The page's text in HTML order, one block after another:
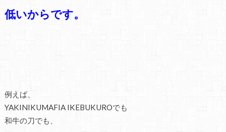
低いからです。
例えば、
YAKINIKUMAFIA IKEBUKUROでも
和牛の刀でも、